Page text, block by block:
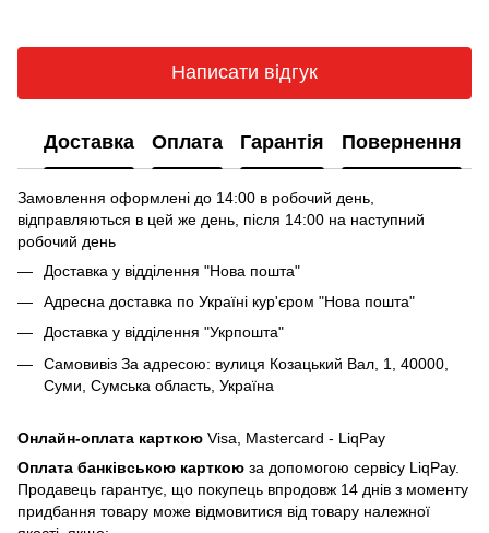
Написати відгук
Доставка Оплата Гарантія Повернення
Замовлення оформлені до 14:00 в робочий день,
відправляються в цей же день, після 14:00 на наступний
робочий день
Доставка у відділення "Нова пошта"
Адресна доставка по Україні кур'єром "Нова пошта"
Доставка у відділення "Укрпошта"
Самовивіз За адресою: вулиця Козацький Вал, 1, 40000,
Суми, Сумська область, Україна
Онлайн-оплата карткою Visa, Mastercard - LiqPay
Оплата банківською карткою за допомогою сервісу LiqPay.
Продавець гарантує, що покупець впродовж 14 днів з моменту
придбання товару може відмовитися від товару належної